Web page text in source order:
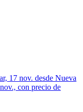
17 nov. desde Nueva
con precio de